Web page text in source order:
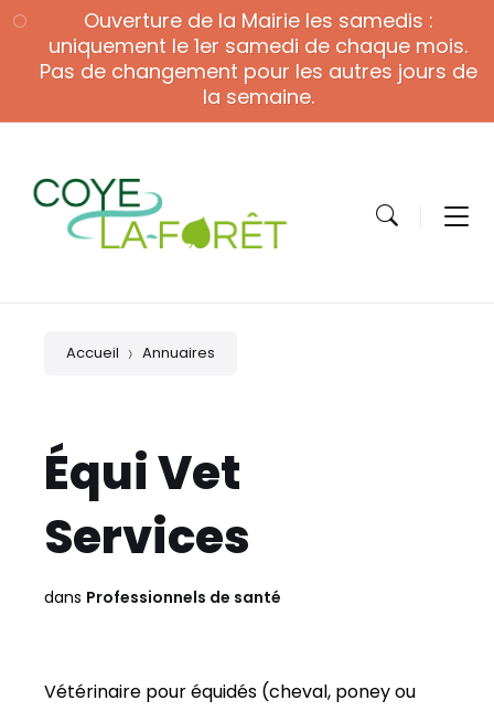
to
content
to
navigation
to
footer
Ouverture de la Mairie les samedis :
uniquement le 1er samedi de chaque mois.
Pas de changement pour les autres jours de
la semaine.
Accueil Annuaires
Équi Vet
Services
dans Professionnels de santé
Vétérinaire pour équidés (cheval, poney ou